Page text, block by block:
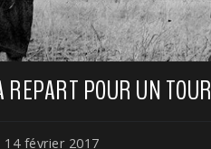
POUR UN TOUR
14 février 2017